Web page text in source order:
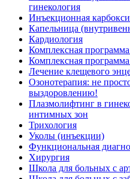
гинекология
Инъекционная
Капельница
Кардиология
Комплексная
Комплексная
Лечение клещевого
Озонотерапия: не
выздоровлению!
Плазмолифтинг в
интимных зон
Трихология
Уколы (инъекции)
Функциональная
Хирургия
Школа для больных с